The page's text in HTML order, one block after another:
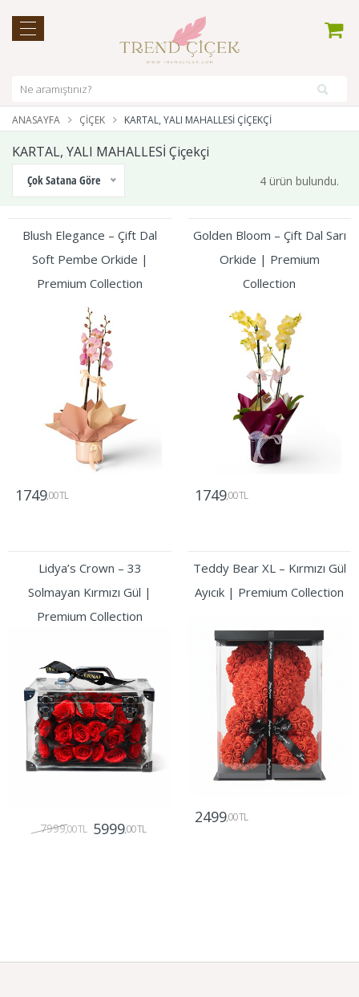
ANASAYFA ÇIÇEK KARTAL, YALI MAHALLESİ ÇIÇEKÇI
KARTAL, YALI MAHALLESİ Çiçekçi
Çok Satana Göre 4 ürün bulundu.
Blush Elegance – Çift Dal
Soft Pembe Orkide |
Premium Collection
1749,00 TL
Golden Bloom – Çift Dal Sarı
Orkide | Premium
Collection
1749,00 TL
Lidya’s Crown – 33
Solmayan Kırmızı Gül |
Premium Collection
7999,00 TL 5999,00 TL
Teddy Bear XL – Kırmızı Gül
Ayıcık | Premium Collection
2499,00 TL